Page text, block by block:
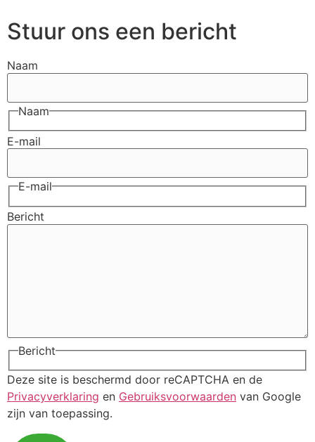
Stuur ons een bericht
Naam
Naam
E-mail
E-mail
Bericht
Bericht
Deze site is beschermd door reCAPTCHA en de
Privacyverklaring en Gebruiksvoorwaarden van Google
zijn van toepassing.